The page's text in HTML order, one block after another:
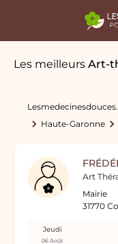
Les meilleurs Art-
Haute-Garonne
Art
Mairie
31770
Jeudi
06 Août